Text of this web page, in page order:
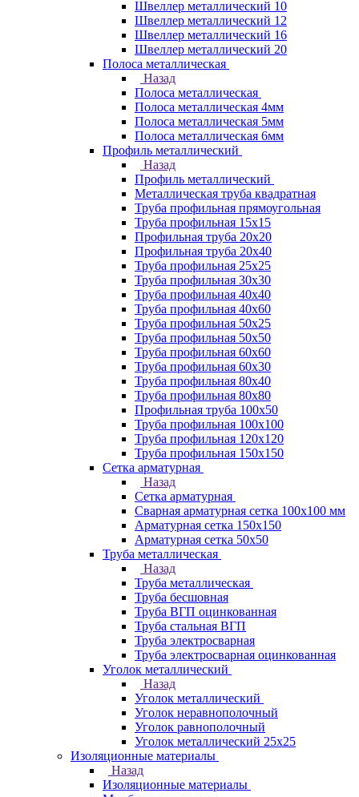
Швеллер металлический 10
Швеллер металлический 12
Швеллер металлический 16
Швеллер металлический 20
Полоса металлическая
Назад
Полоса металлическая
Полоса металлическая 4мм
Полоса металлическая 5мм
Полоса металлическая 6мм
Профиль металлический
Назад
Профиль металлический
Металлическая труба квадратная
Труба профильная прямоугольная
Труба профильная 15х15
Профильная труба 20х20
Профильная труба 20х40
Труба профильная 25х25
Труба профильная 30x30
Труба профильная 40х40
Труба профильная 40х60
Труба профильная 50х25
Труба профильная 50х50
Труба профильная 60x60
Труба профильная 60х30
Труба профильная 80х40
Труба профильная 80х80
Профильная труба 100х50
Труба профильная 100х100
Труба профильная 120х120
Труба профильная 150х150
Сетка арматурная
Назад
Сетка арматурная
Сварная арматурная сетка 100х100 мм
Арматурная сетка 150х150
Арматурная сетка 50х50
Труба металлическая
Назад
Труба металлическая
Труба бесшовная
Труба ВГП оцинкованная
Труба стальная ВГП
Труба электросварная
Труба электросварная оцинкованная
Уголок металлический
Назад
Уголок металлический
Уголок неравнополочный
Уголок равнополочный
Уголок металлический 25х25
Изоляционные материалы
Назад
Изоляционные материалы